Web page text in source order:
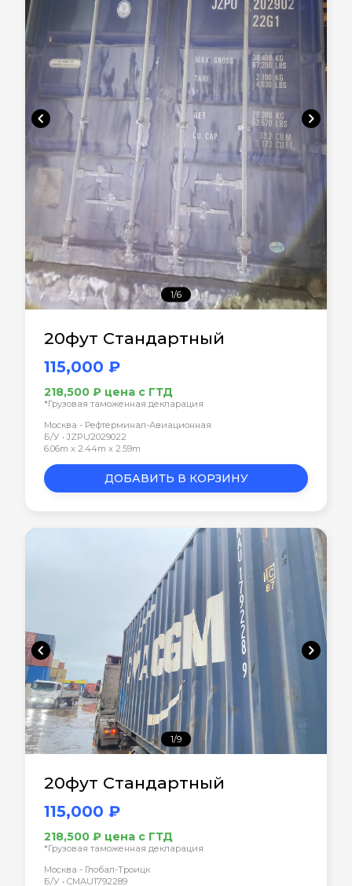
chevron_left chevron_right
1/6
20фут Стандартный
115,000 ₽
218,500 ₽ цена с ГТД
*Грузовая таможенная декларация
Москва - Рефтерминал-Авиационная
Б/У • JZPU2029022
6.06m x 2.44m x 2.59m
ДОБАВИТЬ В КОРЗИНУ
chevron_left chevron_right
1/9
20фут Стандартный
115,000 ₽
218,500 ₽ цена с ГТД
*Грузовая таможенная декларация
Москва - Глобал-Троицк
Б/У • CMAU1792289